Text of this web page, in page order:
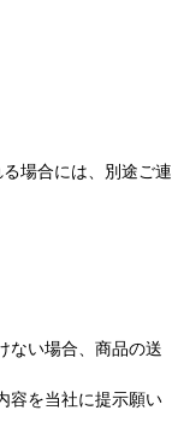
場合には、別途ご連
ない場合、商品の送
容を当社に提示願い